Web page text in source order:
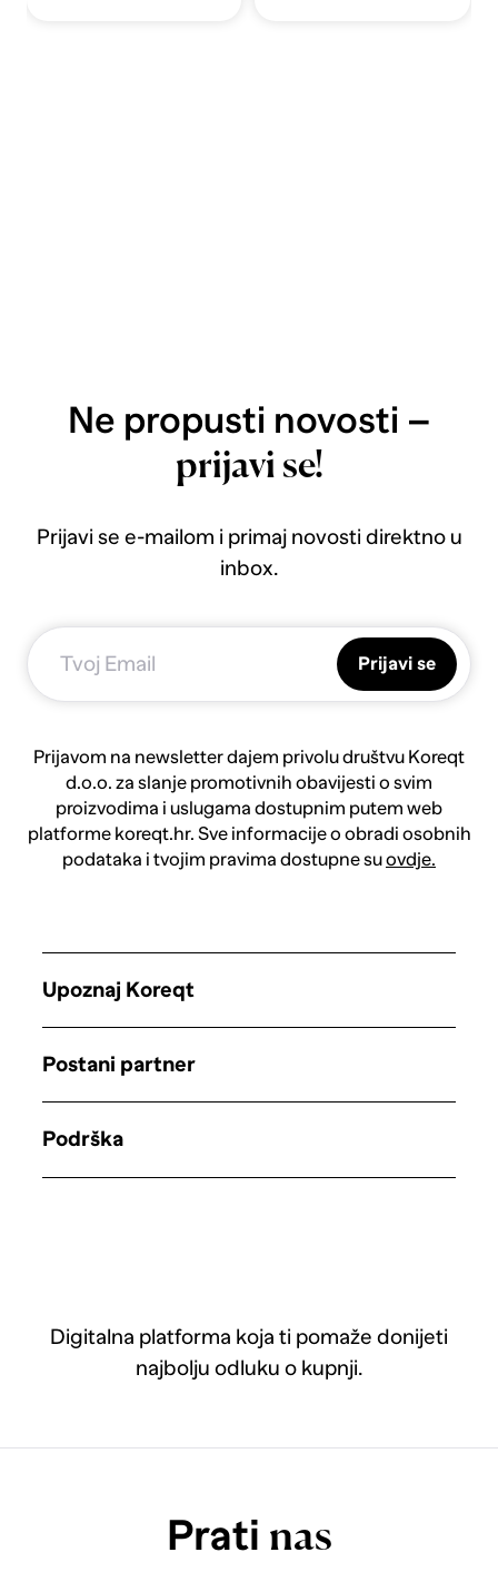
Ne propusti novosti –
prijavi se!
Prijavi se e-mailom i primaj novosti direktno u
inbox.
Prijavi se
Prijavom na newsletter dajem privolu društvu Koreqt
d.o.o. za slanje promotivnih obavijesti o svim
proizvodima i uslugama dostupnim putem web
platforme koreqt.hr. Sve informacije o obradi osobnih
podataka i tvojim pravima dostupne suovdje.
Digitalna platforma koja ti pomaže donijeti
najbolju odluku o kupnji.
Upoznaj Koreqt
Postani partner
Podrška
Prati nas